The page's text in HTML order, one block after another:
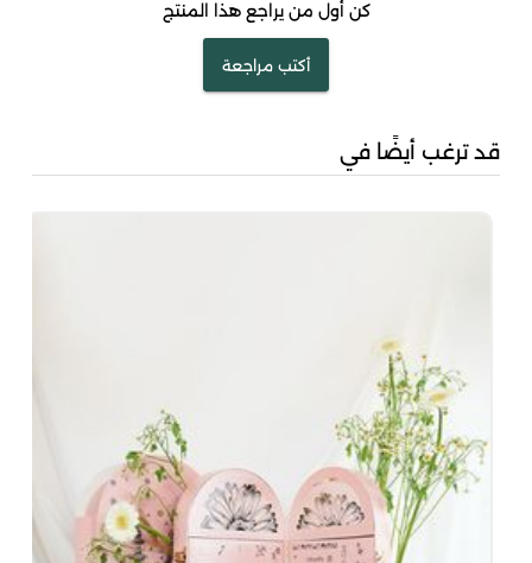
كن أول من يراجع هذا المنتج
أكتب مراجعة
قد ترغب أيضًا في